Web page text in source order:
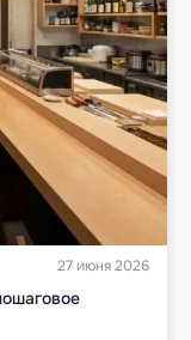
27 июня 2026